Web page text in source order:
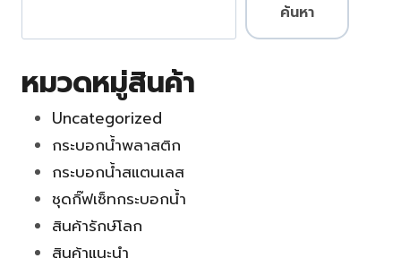
ค้นหา
หมวดหมู่สินค้า
Uncategorized
กระบอกน้ำพลาสติก
กระบอกน้ำสแตนเลส
ชุดกิ๊ฟเซ็ทกระบอกน้ำ
สินค้ารักษ์โลก
สินค้าแนะนำ